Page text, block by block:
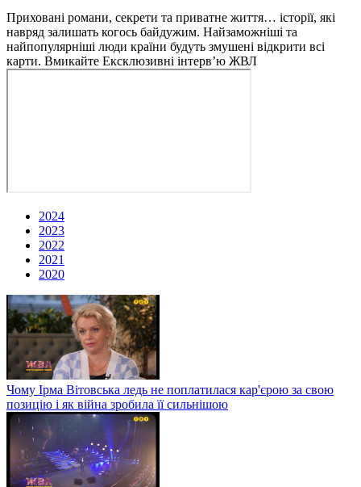
Приховані романи, секрети та приватне життя… історії, які
навряд залишать когось байдужим. Найзаможніші та
найпопулярніші люди країни будуть змушені відкрити всі
карти. Вмикайте Ексклюзивні інтерв’ю ЖВЛ
2024
2023
2022
2021
2020
Чому Ірма Вітовська ледь не поплатилася кар'єрою за свою
позицію і як війна зробила її сильнішою